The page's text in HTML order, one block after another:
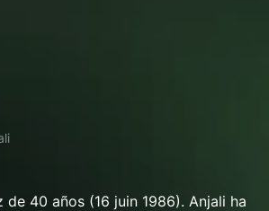
de 40 años (16 juin 1986). Anjali ha